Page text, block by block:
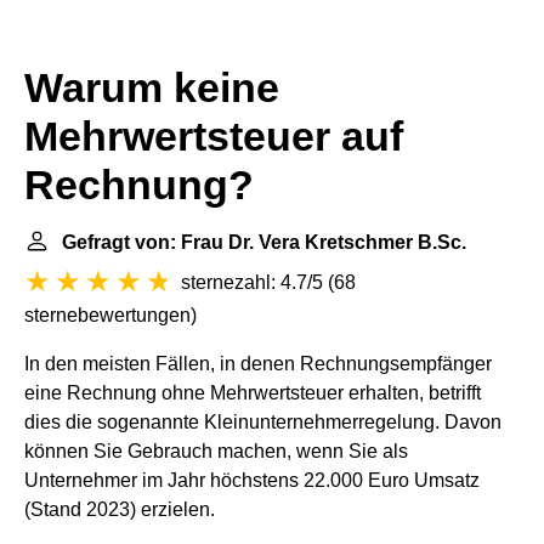
Warum keine
Mehrwertsteuer auf
Rechnung?
Gefragt von: Frau Dr. Vera Kretschmer B.Sc.
sternezahl: 4.7/5 (68
sternebewertungen)
In den meisten Fällen, in denen Rechnungsempfänger
eine Rechnung ohne Mehrwertsteuer erhalten, betrifft
dies die sogenannte Kleinunternehmerregelung. Davon
können Sie Gebrauch machen, wenn Sie als
Unternehmer im Jahr höchstens 22.000 Euro Umsatz
(Stand 2023) erzielen.